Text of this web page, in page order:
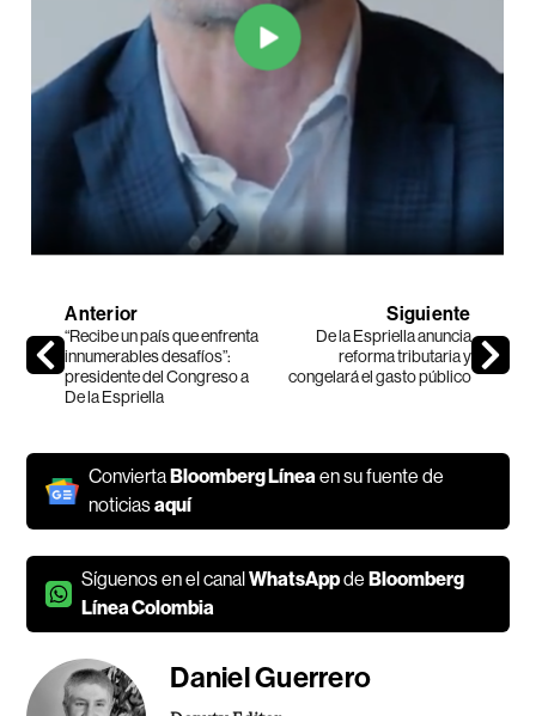
Anterior
“Recibe un país que enfrenta
innumerables desafíos”:
presidente del Congreso a
De la Espriella
Siguiente
De la Espriella anuncia
reforma tributaria y
congelará el gasto público
ConviertaBloomberg Líneaen su fuente de
noticiasaquí
Síguenos en el canalWhatsAppdeBloomberg
Línea Colombia
Daniel Guerrero